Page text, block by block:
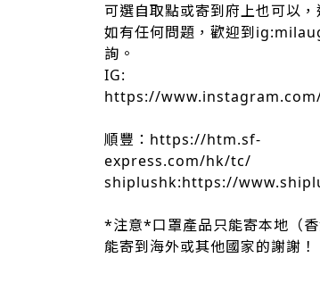
可選自取點或寄到府上也可以，
如有任何問題，歡迎到
詢。
IG:
https://
順豐：https://htm.sf-
express.com/hk/tc/
shiplushk:https://
*注意*口罩產品只能寄本地（
能寄到海外或其他國家的謝謝！